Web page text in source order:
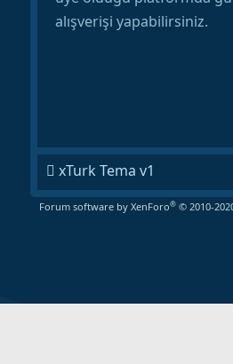
alışverişi yapabilirsiniz.
xTurk Tema v1
Forum software by XenForo® © 2010-